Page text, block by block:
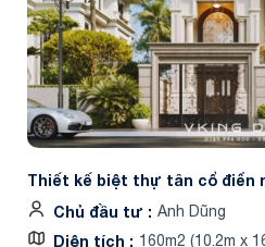
Thiết kế biệt thự tân cổ điển
Chủ đầu tư
Anh Dũng
Diện tích 160m2 (10.2m x